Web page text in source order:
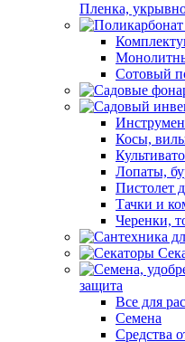
Пленка,
Сотовый
Косы,
Лопаты,
Пистолет
Тачки и
Черенки,
защита
Все для
Семена
Средства